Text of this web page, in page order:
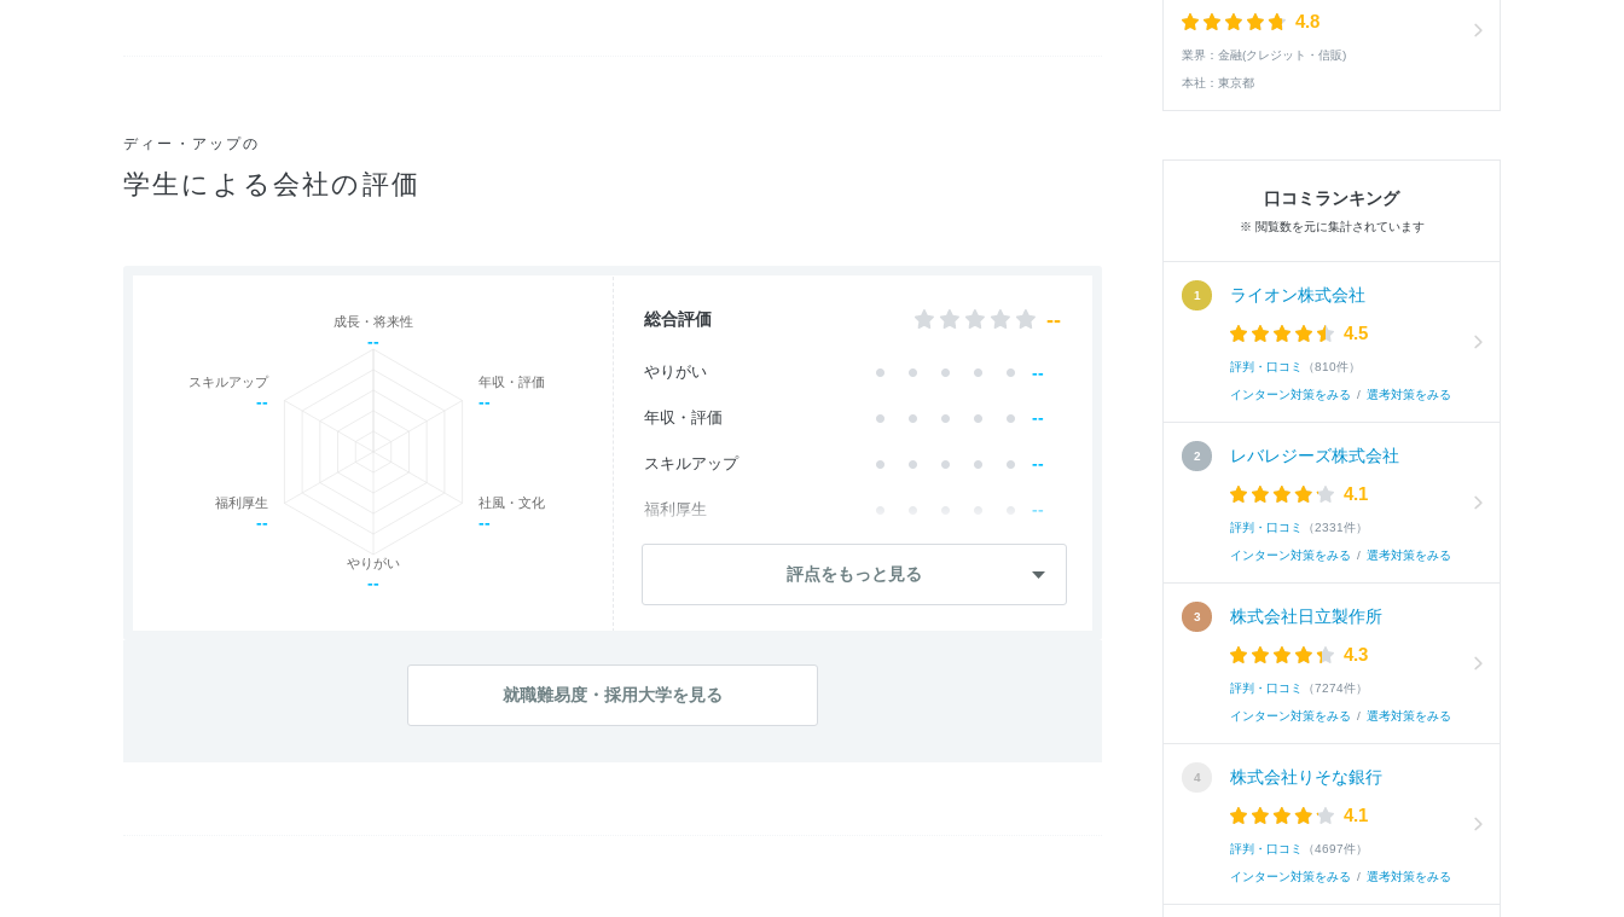
ディー・アップの
学生による会社の評価
評点をもっと見る
成長・将来性
--
年収・評価
--
社風・文化
--
やりがい
--
福利厚生
--
スキルアップ
--
総合評価 --
やりがい --
年収・評価 --
スキルアップ --
福利厚生 --
社員・管理職 --
社風・文化
就職難易度・採用大学を見る
4.8
業界： 金融(クレジット・信販)
本社： 東京都
口コミランキング
※ 閲覧数を元に集計されています
ライオン株式会社
4.5
評判・口コミ （810件）
インターン対策をみる / 選考対策をみる
レバレジーズ株式会社
4.1
評判・口コミ （2331件）
インターン対策をみる / 選考対策をみる
株式会社日立製作所
4.3
評判・口コミ （7274件）
インターン対策をみる / 選考対策をみる
株式会社りそな銀行
4.1
評判・口コミ （4697件）
インターン対策をみる / 選考対策をみる